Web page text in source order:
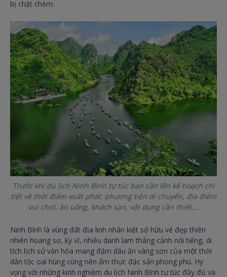
bị chặt chém.
Trước khi du lịch Ninh Bình tự túc bạn cần lên kế hoạch chi
tiết về thời điểm xuất phát, phương tiện di chuyển, địa điểm
vui chơi, ăn uống, khách sạn, vật dụng cần thiết,…
Ninh Bình là vùng đất địa linh nhân kiệt sở hữu vẻ đẹp thiên
nhiên hoang sơ, kỳ vĩ, nhiều danh lam thắng cảnh nổi tiếng, di
tích lịch sử văn hóa mang đậm dấu ấn vàng son của một thời
dân tộc oai hùng cùng nền ẩm thực đặc sản phong phú. Hy
vọng với những kinh nghiệm du lịch Ninh Bình tự túc đầy đủ và